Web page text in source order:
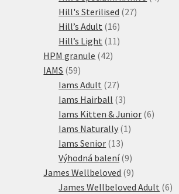
Hill's Sterilised 2727
Hill’s Adult 1616
produktů
Hill’s Light 11 11
HPM granule 4242
IAMS 5959
produktů
Iams Adult 2727
produktů
Iams Hairball 33
produkty
Iams Kitten & Junior 66
Iams Naturally 1 1
Iams Senior 1313
produktů
Výhodná balení 99
produktů
James Wellbeloved 99
produktů
James Wellbeloved Adult 66